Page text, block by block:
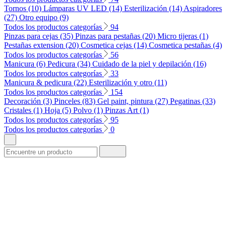
Tornos (10) Lámparas UV LED (14) Esterilización (14) Aspiradores
(27) Otro equipo (9)
Todos los productos categorías
94
Pinzas para cejas (35) Pinzas para pestañas (20) Micro tijeras (1)
Pestañas extension (20) Cosmetica cejas (14) Cosmetica pestañas (4)
Todos los productos categorías
56
Manicura (6) Pedicura (34) Cuidado de la piel y depilación (16)
Todos los productos categorías
33
Manicura & pedicura (22) Esterilización y otro (11)
Todos los productos categorías
154
Decoración (3) Pinceles (83) Gel paint, pintura (27) Pegatinas (33)
Cristales (1) Hoja (5) Polvo (1) Pinzas Art (1)
Todos los productos categorías
95
Todos los productos categorías
0